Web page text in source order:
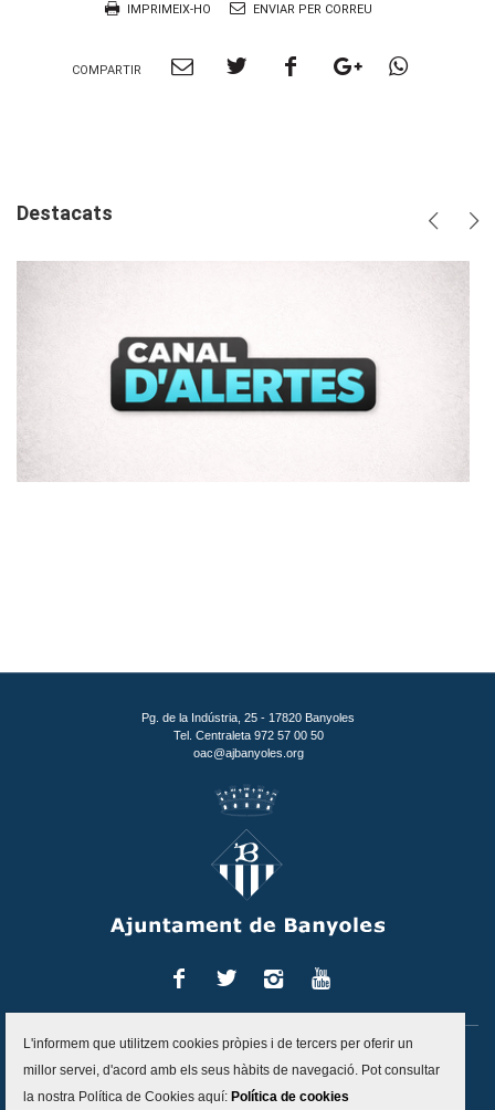
Document
IMPRIMEIX-HO ENVIAR PER CORREU
COMPARTIR
CompartirCompartirCompartirCompartir
Destacats
Pg. de la Indústria, 25 - 17820 Banyoles
Tel. Centraleta 972 57 00 50
oac@ajbanyoles.org
Facebook
Twitter Instagram
Inici Contacte Accessibilitat Mapa del lloc
Avís legal
Política de protecció de dades
Politica de cookies
Canal d'alertes
L'informem que utilitzem cookies pròpies i de tercers per oferir un
millor servei, d'acord amb els seus hàbits de navegació. Pot consultar
la nostra Política de Cookies aquí: Política de cookies